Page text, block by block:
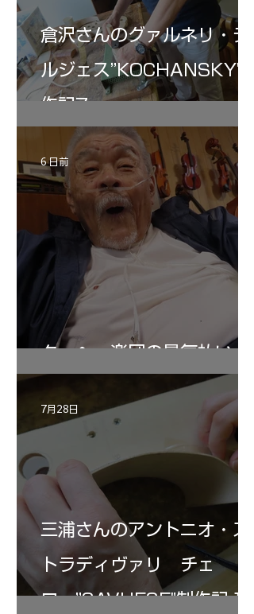
倉沢さんのグァルネリ・デ
ルジェス”KOCHANSKY"制
作記7
ターヘー楽団の暑気払い
6 日前
三浦さんのアントニオ・ス
トラディヴァリ チェ
ロ ”SAVUESE"制作記１2
7月28日